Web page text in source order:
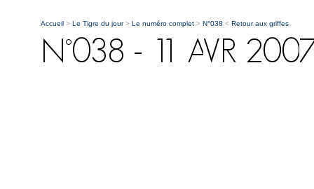
Accueil > Le Tigre du jour> Le numéro complet > N°038 < Retour aux griffes